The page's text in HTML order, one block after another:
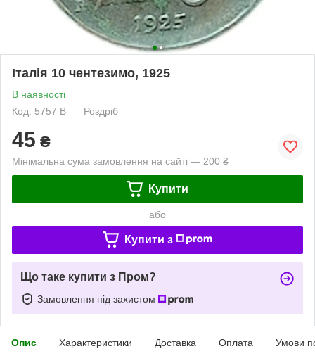
Італія 10 чентезимо, 1925
В наявності
Код: 5757 B
Роздріб
45 ₴
Мінімальна сума замовлення на сайті — 200 ₴
Купити
або
Купити з
Що таке купити з Пром?
Замовлення під захистом
Опис Характеристики Доставка Оплата Умови